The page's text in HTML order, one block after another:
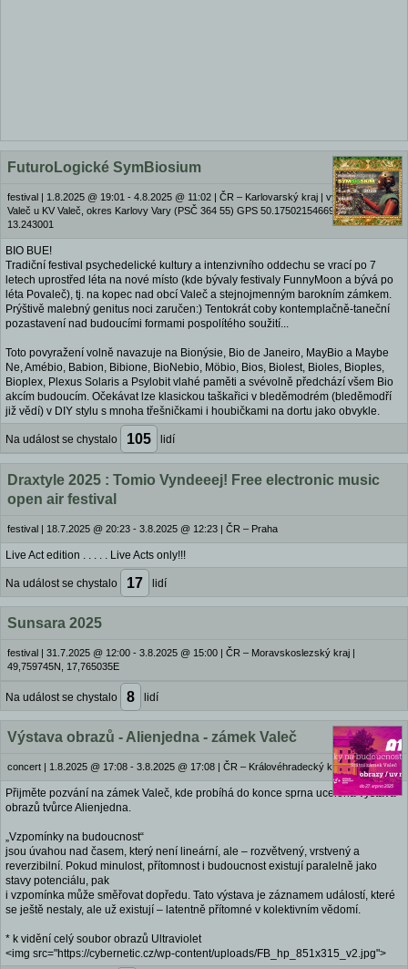
FuturoLogické SymBiosium
festival | 1.8.2025 @ 19:01 - 4.8.2025 @ 11:02 | ČR – Karlovarský kraj | vyhlídka Jinotaj,
Valeč u KV Valeč, okres Karlovy Vary (PSČ 364 55) GPS 50.17502154669393,
13.243001
BIO BUE!
Tradiční festival psychedelické kultury a intenzivního oddechu se vrací po 7
letech uprostřed léta na nové místo (kde bývaly festivaly FunnyMoon a bývá po
léta Povaleč), tj. na kopec nad obcí Valeč a stejnojmenným barokním zámkem.
Prýštivě malebný genitus noci zaručen:) Tentokrát coby kontemplačně-taneční
pozastavení nad budoucími formami pospolítého soužití...
Toto povyražení volně navazuje na Bionýsie, Bio de Janeiro, MayBio a Maybe
Ne, Amébio, Babion, Bibione, BioNebio, Möbio, Bios, Biolest, Bioles, Bioples,
Bioplex, Plexus Solaris a Psylobit vlahé paměti a svévolně předchází všem Bio
akcím budoucím. Očekávat lze klasickou taškařici v bleděmodrém (bleděmodří
již vědí) v DIY stylu s mnoha třešničkami i houbičkami na dortu jako obvykle.
Na událost se chystalo 105 lidí
Draxtyle 2025 : Tomio Vyndeeej! Free electronic music
open air festival
festival | 18.7.2025 @ 20:23 - 3.8.2025 @ 12:23 | ČR – Praha
Live Act edition . . . . . Live Acts only!!!
Na událost se chystalo 17 lidí
Sunsara 2025
festival | 31.7.2025 @ 12:00 - 3.8.2025 @ 15:00 | ČR – Moravskoslezský kraj |
49,759745N, 17,765035E
Na událost se chystalo 8 lidí
Výstava obrazů - Alienjedna - zámek Valeč
concert | 1.8.2025 @ 17:08 - 3.8.2025 @ 17:08 | ČR – Královéhradecký kraj
Přijměte pozvání na zámek Valeč, kde probíhá do konce sprna ucelená výstava
obrazů tvůrce Alienjedna.
„Vzpomínky na budoucnost“
jsou úvahou nad časem, který není lineární, ale – rozvětvený, vrstvený a
reverzibilní. Pokud minulost, přítomnost i budoucnost existují paralelně jako
stavy potenciálu, pak
i vzpomínka může směřovat dopředu. Tato výstava je záznamem událostí, které
se ještě nestaly, ale už existují – latentně přítomné v kolektivním vědomí.
* k vidění celý soubor obrazů Ultraviolet
<img src="https://cybernetic.cz/wp-content/uploads/FB_hp_851x315_v2.jpg">